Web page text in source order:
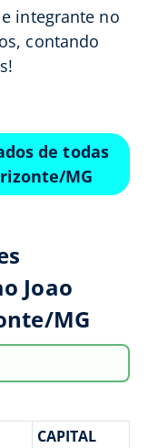
integrante no
contando
de todas
MG
Joao
MG
CAPITAL